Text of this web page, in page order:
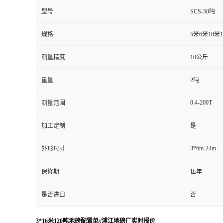
型号 SCS-50吨
规格 5米6米10米
测量精度 10公斤
重量 2吨
测量范围 0.4-200T
加工定制 是
外形尺寸 3*6m-24m
保修期 伍年
是否进口 否
3*16米120吨地磅配置单//浦江地磅厂实时报价